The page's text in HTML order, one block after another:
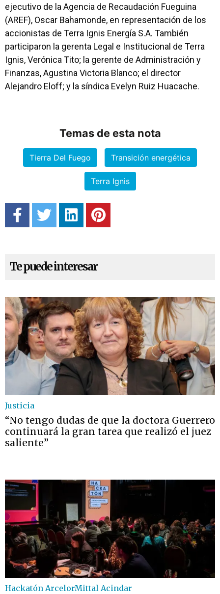
ejecutivo de la Agencia de Recaudación Fueguina
(AREF), Oscar Bahamonde, en representación de los
accionistas de Terra Ignis Energía S.A. También
participaron la gerenta Legal e Institucional de Terra
Ignis, Verónica Tito; la gerente de Administración y
Finanzas, Agustina Victoria Blanco; el director
Alejandro Eloff; y la síndica Evelyn Ruiz Huacache.
Temas de esta nota
Tierra Del Fuego Transición energética
Terra Ignis
Te puede interesar
Justicia
“No tengo dudas de que la doctora Guerrero
continuará la gran tarea que realizó el juez
saliente”
Hackatón ArcelorMittal Acindar